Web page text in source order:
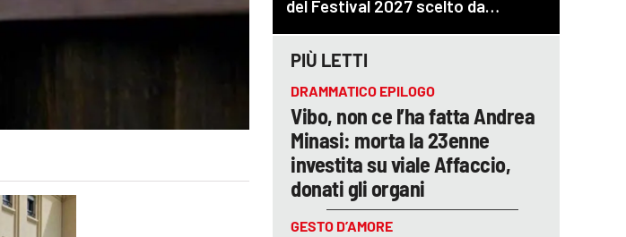
PIÙ LETTI
DRAMMATICO EPILOGO
Vibo, non ce l’ha fatta Andrea
Minasi: morta la 23enne
investita su viale Affaccio,
donati gli organi
GESTO D’AMORE